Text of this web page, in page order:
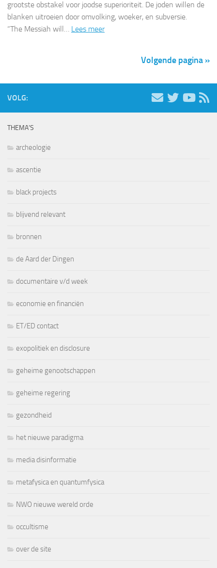
grootste obstakel voor joodse superioriteit. De joden willen de
blanken uitroeien door omvolking, woeker, en subversie.
“The Messiah will… Lees meer
Volgende pagina »
VOLG:
THEMA’S
archeologie
ascentie
black projects
blijvend relevant
bronnen
de Aard der Dingen
documentaire v/d week
economie en financiën
ET/ED contact
exopolitiek en disclosure
geheime genootschappen
geheime regering
gezondheid
het nieuwe paradigma
media disinformatie
metafysica en quantumfysica
NWO nieuwe wereld orde
occultisme
over de site